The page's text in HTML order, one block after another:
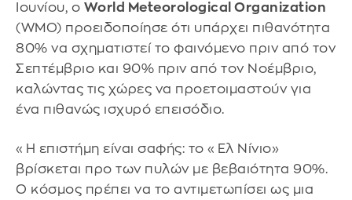
Ιουνίου, ο World Meteorological Organization
(WMO) προειδοποίησε ότι υπάρχει πιθανότητα
80% να σχηματιστεί το φαινόμενο πριν από τον
Σεπτέμβριο και 90% πριν από τον Νοέμβριο,
καλώντας τις χώρες να προετοιμαστούν για
ένα πιθανώς ισχυρό επεισόδιο.
«Η επιστήμη είναι σαφής: το «Ελ Νίνιο»
βρίσκεται προ των πυλών με βεβαιότητα 90%.
Ο κόσμος πρέπει να το αντιμετωπίσει ως μια